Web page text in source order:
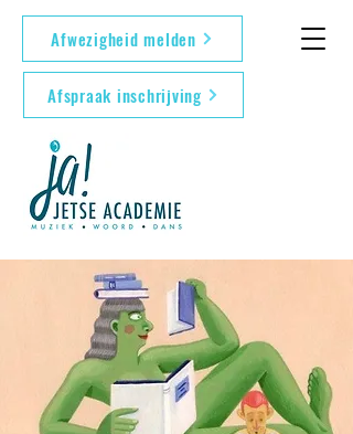
Afwezigheid melden
Afspraak inschrijving